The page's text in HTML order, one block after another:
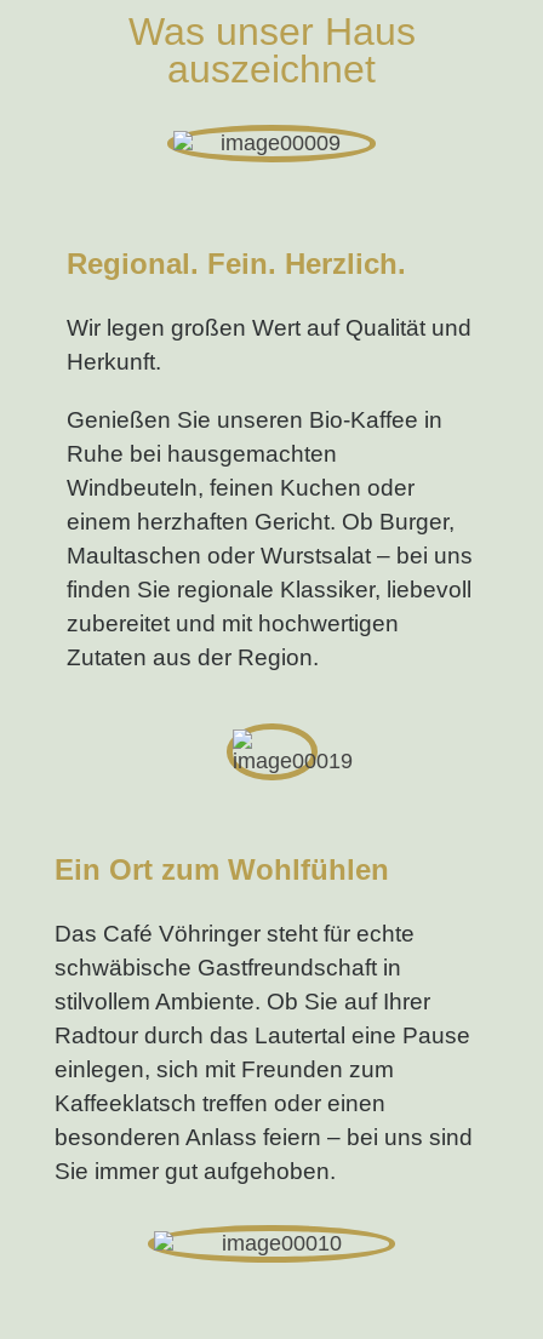
Was unser Haus
auszeichnet
Regional. Fein. Herzlich.
Wir legen großen Wert auf Qualität und
Herkunft.
Genießen Sie unseren Bio-Kaffee in
Ruhe bei hausgemachten
Windbeuteln, feinen Kuchen oder
einem herzhaften Gericht. Ob Burger,
Maultaschen oder Wurstsalat – bei uns
finden Sie regionale Klassiker, liebevoll
zubereitet und mit hochwertigen
Zutaten aus der Region.
Ein Ort zum Wohlfühlen
Das Café Vöhringer steht für echte
schwäbische Gastfreundschaft in
stilvollem Ambiente. Ob Sie auf Ihrer
Radtour durch das Lautertal eine Pause
einlegen, sich mit Freunden zum
Kaffeeklatsch treffen oder einen
besonderen Anlass feiern – bei uns sind
Sie immer gut aufgehoben.